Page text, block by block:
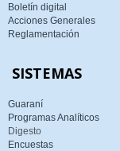
Boletín digital
Acciones Generales
Reglamentación
SISTEMAS
Guaraní
Programas Analíticos
Digesto
Encuestas